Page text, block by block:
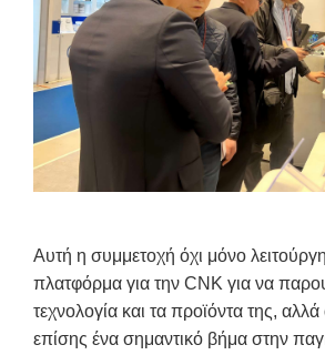
Αυτή η συμμετοχή όχι μόνο
πλατφόρμα για την CNK για να
τεχνολογία και τα προϊόντα της,
επίσης ένα σημαντικό βήμα στην